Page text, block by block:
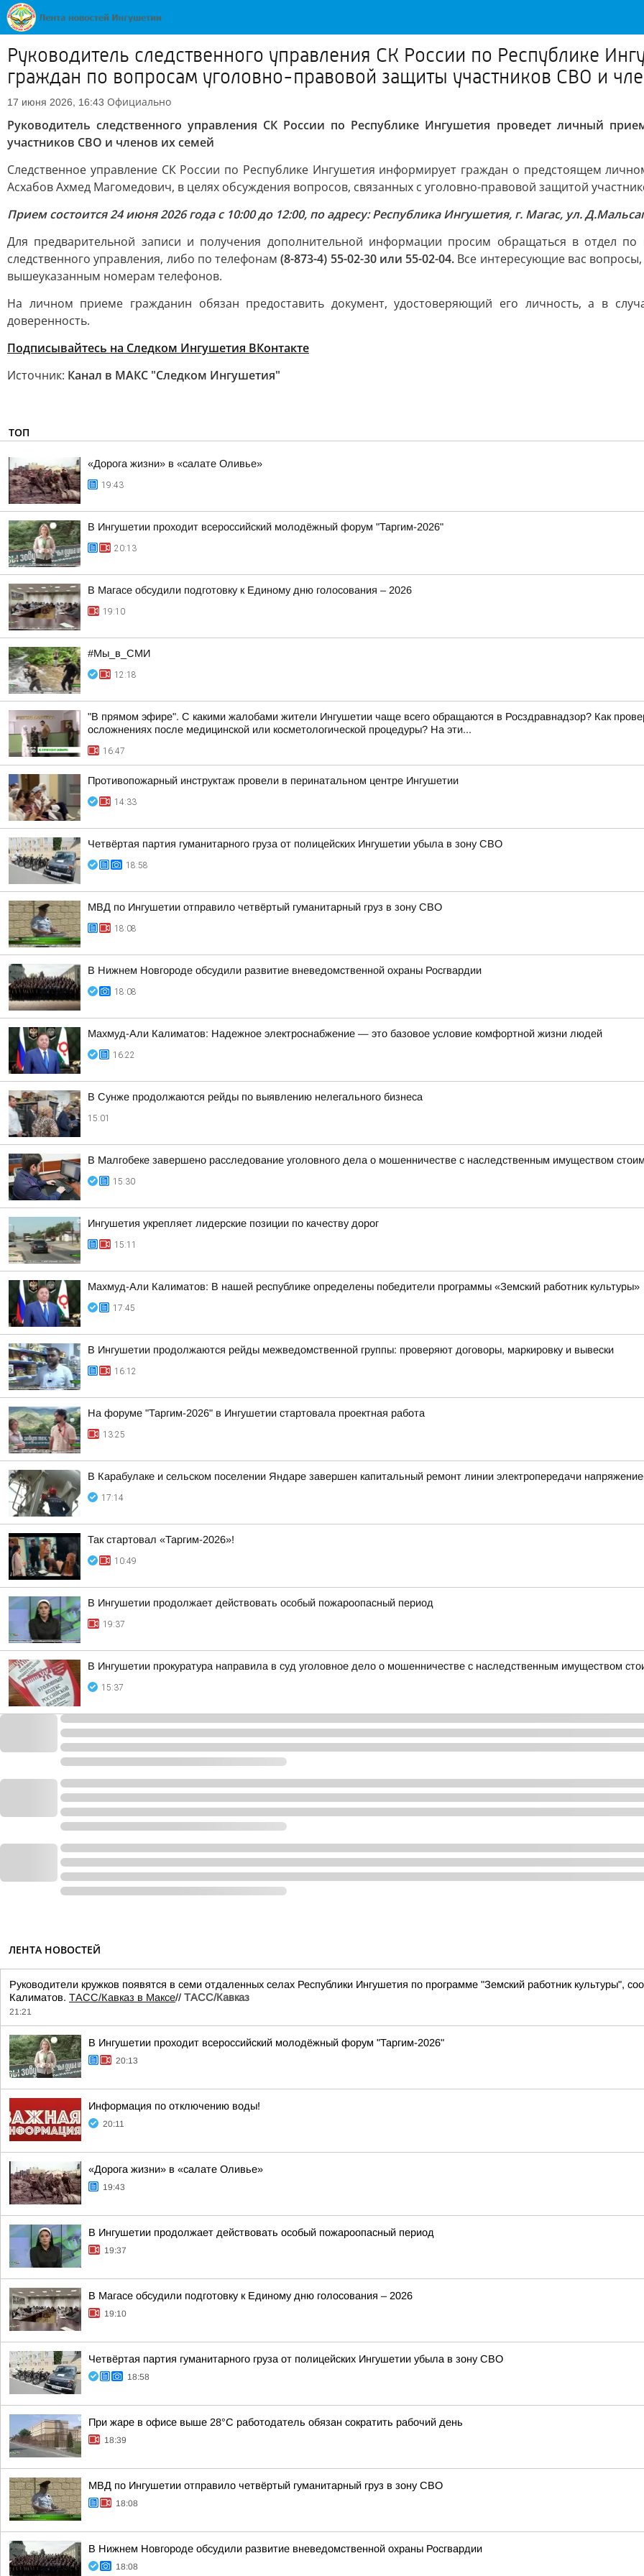
Руководитель следственного управления СК России по Республике
граждан по вопросам уголовно-правовой защиты участников СВО и
17 июня 2026, 16:43 Официально
Руководитель следственного управления СК России по Республике Ингушетия проведет личный
участников СВО и членов их семей
Следственное управление СК России по Республике Ингушетия информирует граждан о предстоящем
Асхабов Ахмед Магомедович, в целях обсуждения вопросов, связанных с уголовно-правовой защитой
Прием состоится 24 июня 2026 года с 10:00 до 12:00, по адресу: Республика Ингушетия, г. Магас, ул.
Для предварительной записи и получения дополнительной информации просим обращаться в отдел
следственного управления, либо по телефонам(8-873-4) 55-02-30 или 55-02-04. Все интересующие вас
вышеуказанным номерам телефонов.
На личном приеме гражданин обязан предоставить документ, удостоверяющий его личность, а в
доверенность.
Подписывайтесь на Следком Ингушетия ВКонтакте
Источник: Канал в МАКС "Следком Ингушетия"
ТОП
«Дорога жизни» в «салате Оливье»
19:43
В Ингушетии проходит всероссийский молодёжный форум "Таргим-2026"
20:13
В Магасе обсудили подготовку к Единому дню голосования – 2026
19:10
#Мы_в_СМИ
12:18
"В прямом эфире". С какими жалобами жители Ингушетии чаще всего обращаются в Росздравнадзор? Как
осложнениях после медицинской или косметологической процедуры? На эти...
16:47
Противопожарный инструктаж провели в перинатальном центре Ингушетии
14:33
Четвёртая партия гуманитарного груза от полицейских Ингушетии убыла в зону СВО
18:58
МВД по Ингушетии отправило четвёртый гуманитарный груз в зону СВО
18:08
В Нижнем Новгороде обсудили развитие вневедомственной охраны Росгвардии
18:08
Махмуд-Али Калиматов: Надежное электроснабжение — это базовое условие комфортной жизни людей
16:22
В Сунже продолжаются рейды по выявлению нелегального бизнеса
15:01
В Малгобеке завершено расследование уголовного дела о мошенничестве с наследственным имуществом
15:30
Ингушетия укрепляет лидерские позиции по качеству дорог
15:11
Махмуд-Али Калиматов: В нашей республике определены победители программы «Земский работник культуры»
17:45
В Ингушетии продолжаются рейды межведомственной группы: проверяют договоры, маркировку и вывески
16:12
На форуме "Таргим-2026" в Ингушетии стартовала проектная работа
13:25
В Карабулаке и сельском поселении Яндаре завершен капитальный ремонт линии электропередачи
17:14
Так стартовал «Таргим-2026»!
10:49
В Ингушетии продолжает действовать особый пожароопасный период
19:37
В Ингушетии прокуратура направила в суд уголовное дело о мошенничестве с наследственным имуществом
15:37
ЛЕНТА НОВОСТЕЙ
Руководители кружков появятся в семи отдаленных селах Республики Ингушетия по программе "Земский работник культуры",
Калиматов. ТАСС/Кавказ в Максе// ТАСС/Кавказ
21:21
В Ингушетии проходит всероссийский молодёжный форум "Таргим-2026"
20:13
Информация по отключению воды!
20:11
«Дорога жизни» в «салате Оливье»
19:43
В Ингушетии продолжает действовать особый пожароопасный период
19:37
В Магасе обсудили подготовку к Единому дню голосования – 2026
19:10
Четвёртая партия гуманитарного груза от полицейских Ингушетии убыла в зону СВО
18:58
При жаре в офисе выше 28°C работодатель обязан сократить рабочий день
18:39
МВД по Ингушетии отправило четвёртый гуманитарный груз в зону СВО
18:08
В Нижнем Новгороде обсудили развитие вневедомственной охраны Росгвардии
18:08